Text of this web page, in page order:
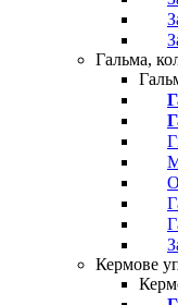
Гальма,
Кермове